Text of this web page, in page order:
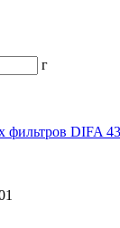
г
фильтров DIFA